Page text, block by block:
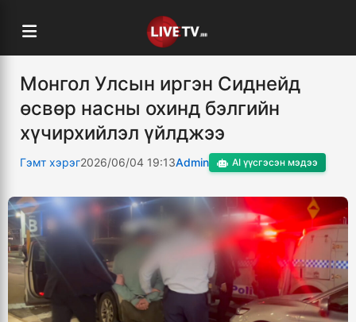
Монгол Улсын иргэн Сиднейд
өсвөр насны охинд бэлгийн
хүчирхийлэл үйлджээ
Гэмт хэрэг2026/06/04 19:13Admin AI үүсгэсэн мэдээ